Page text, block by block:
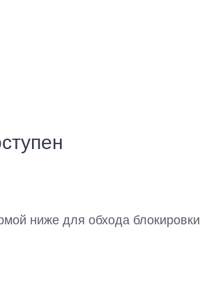
ниже для обхода блокировки